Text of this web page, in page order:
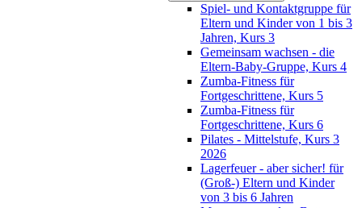
Spiel- und Kontaktgruppe für
Eltern und Kinder von 1 bis 3
Jahren, Kurs 3
Gemeinsam wachsen - die
Eltern-Baby-Gruppe, Kurs 4
Zumba-Fitness für
Fortgeschrittene, Kurs 5
Zumba-Fitness für
Fortgeschrittene, Kurs 6
Pilates - Mittelstufe, Kurs 3
2026
Lagerfeuer - aber sicher! für
(Groß-) Eltern und Kinder
von 3 bis 6 Jahren